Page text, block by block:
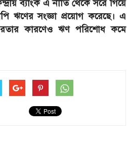
ব্যাংক এ নীতি থেকে সরে গিয়ে
ঋণের সংজ্ঞা প্রয়োগ করেছে। এ
কারণেও ঋণ পরিশোধ কমে